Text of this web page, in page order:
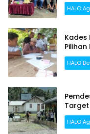
HALO
Kades
HALO
HALO